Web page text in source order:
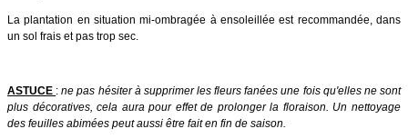
La plantation en situation mi-ombragée à ensoleillée est recommandée, dans
un sol frais et pas trop sec.
ASTUCE : ne pas hésiter à supprimer les fleurs fanées une fois qu'elles ne sont
plus décoratives, cela aura pour effet de prolonger la floraison. Un nettoyage
des feuilles abimées peut aussi être fait en fin de saison.